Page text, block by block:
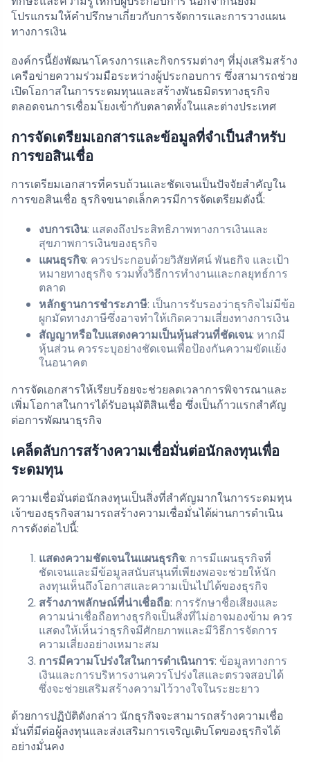
โปรแกรมให้คำปรึกษาเกี่ยวกับการจัดการและการวางแผน
ทางการเงิน
องค์กรนี้ยังพัฒนาโครงการและกิจกรรมต่างๆ ที่มุ่งเสริมสร้าง
เครือข่ายความร่วมมือระหว่างผู้ประกอบการ ซึ่งสามารถช่วย
เปิดโอกาสในการระดมทุนและสร้างพันธมิตรทางธุรกิจ
ตลอดจนการเชื่อมโยงเข้ากับตลาดทั้งในและต่างประเทศ
การจัดเตรียมเอกสารและข้อมูลที่จำเป็นสำหรับ
การขอสินเชื่อ
การเตรียมเอกสารที่ครบถ้วนและชัดเจนเป็นปัจจัยสำคัญใน
การขอสินเชื่อ ธุรกิจขนาดเล็กควรมีการจัดเตรียมดังนี้:
งบการเงิน: แสดงถึงประสิทธิภาพทางการเงินและ
สุขภาพการเงินของธุรกิจ
แผนธุรกิจ: ควรประกอบด้วยวิสัยทัศน์ พันธกิจ และเป้า
หมายทางธุรกิจ รวมทั้งวิธีการทำงานและกลยุทธ์การ
ตลาด
หลักฐานการชำระภาษี: เป็นการรับรองว่าธุรกิจไม่มีข้อ
ผูกมัดทางภาษีซึ่งอาจทำให้เกิดความเสี่ยงทางการเงิน
สัญญาหรือใบแสดงความเป็นหุ้นส่วนที่ชัดเจน: หากมี
หุ้นส่วน ควรระบุอย่างชัดเจนเพื่อป้องกันความขัดแย้ง
ในอนาคต
การจัดเอกสารให้เรียบร้อยจะช่วยลดเวลาการพิจารณาและ
เพิ่มโอกาสในการได้รับอนุมัติสินเชื่อ ซึ่งเป็นก้าวแรกสำคัญ
ต่อการพัฒนาธุรกิจ
เคล็ดลับการสร้างความเชื่อมั่นต่อนักลงทุนเพื่อ
ระดมทุน
ความเชื่อมั่นต่อนักลงทุนเป็นสิ่งที่สำคัญมากในการระดมทุน
เจ้าของธุรกิจสามารถสร้างความเชื่อมั่นได้ผ่านการดำเนิน
การดังต่อไปนี้:
แสดงความชัดเจนในแผนธุรกิจ: การมีแผนธุรกิจที่
ชัดเจนและมีข้อมูลสนับสนุนที่เพียงพอจะช่วยให้นัก
ลงทุนเห็นถึงโอกาสและความเป็นไปได้ของธุรกิจ
สร้างภาพลักษณ์ที่น่าเชื่อถือ: การรักษาชื่อเสียงและ
ความน่าเชื่อถือทางธุรกิจเป็นสิ่งที่ไม่อาจมองข้าม ควร
แสดงให้เห็นว่าธุรกิจมีศักยภาพและมีวิธีการจัดการ
ความเสี่ยงอย่างเหมาะสม
การมีความโปร่งใสในการดำเนินการ: ข้อมูลทางการ
เงินและการบริหารงานควรโปร่งใสและตรวจสอบได้
ซึ่งจะช่วยเสริมสร้างความไว้วางใจในระยะยาว
ด้วยการปฏิบัติดังกล่าว นักธุรกิจจะสามารถสร้างความเชื่อ
มั่นที่มีต่อผู้ลงทุนและส่งเสริมการเจริญเติบโตของธุรกิจได้
อย่างมั่นคง